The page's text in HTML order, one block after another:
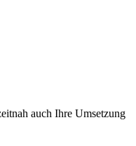
auch Ihre Umsetzung